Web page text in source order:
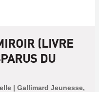
(LIVRE
DU
| Gallimard Jeunesse,